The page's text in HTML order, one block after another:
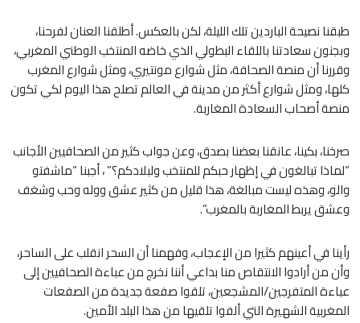
طبقنا نصيحة الباردين تلك الليلة، لكن بالعكس. أطلقنا العنان لفرحنا،
وبجنون سعادتنا باللقاء البطولي الذي خاضه المنتخب الوطني المغربي،
وقررنا أن منصة الصحافة، مثل شوارع مونتيري، ومثل شوارع المغرب
كلها، ومثل شوارع أكثر من مدينة في العالم تصلح هذا اليوم لكي تكون
منصة أصحاب السعادة المغاربة.
صرخنا، بكينا، عانقنا بعضنا بصدق، وعن جواب كثير من الصحافيين الأجانب
“لماذا تبالغون في إظهار حبكم للمنتخب ولبلادكم؟” ، أجبنا “ماشفتو
والو، وهذه ليست مبالغة، هذا قليل من كثير عشق ووله وحب وشغف
وعشق يربط المغاربة بالمغرب”.
رأينا في أعينهم كثيرا من الإعجاب، وفهمنا أن السحر انقلب على الساحر،
وأن من أرادوا الانتقاص منا بداعي أننا نخرج من عباءة الصحافيين إلى
عباءة المتفرجين/المشجعين، تلقوا صفعة جديدة من الصفعات
المغربية الشهيرة التي ألفوا تلقيها من هذا البلد الأمين.